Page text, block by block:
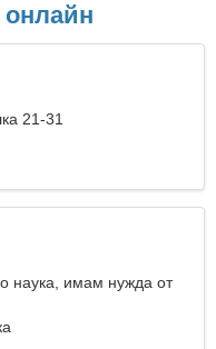
21-31
наука, имам нужда от